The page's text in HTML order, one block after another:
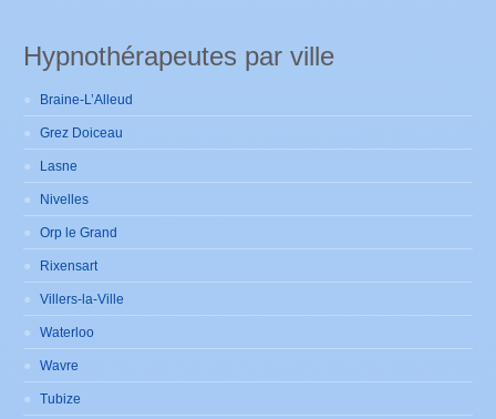
Hypnothérapeutes par ville
Braine-L’Alleud
Grez Doiceau
Lasne
Nivelles
Orp le Grand
Rixensart
Villers-la-Ville
Waterloo
Wavre
Tubize